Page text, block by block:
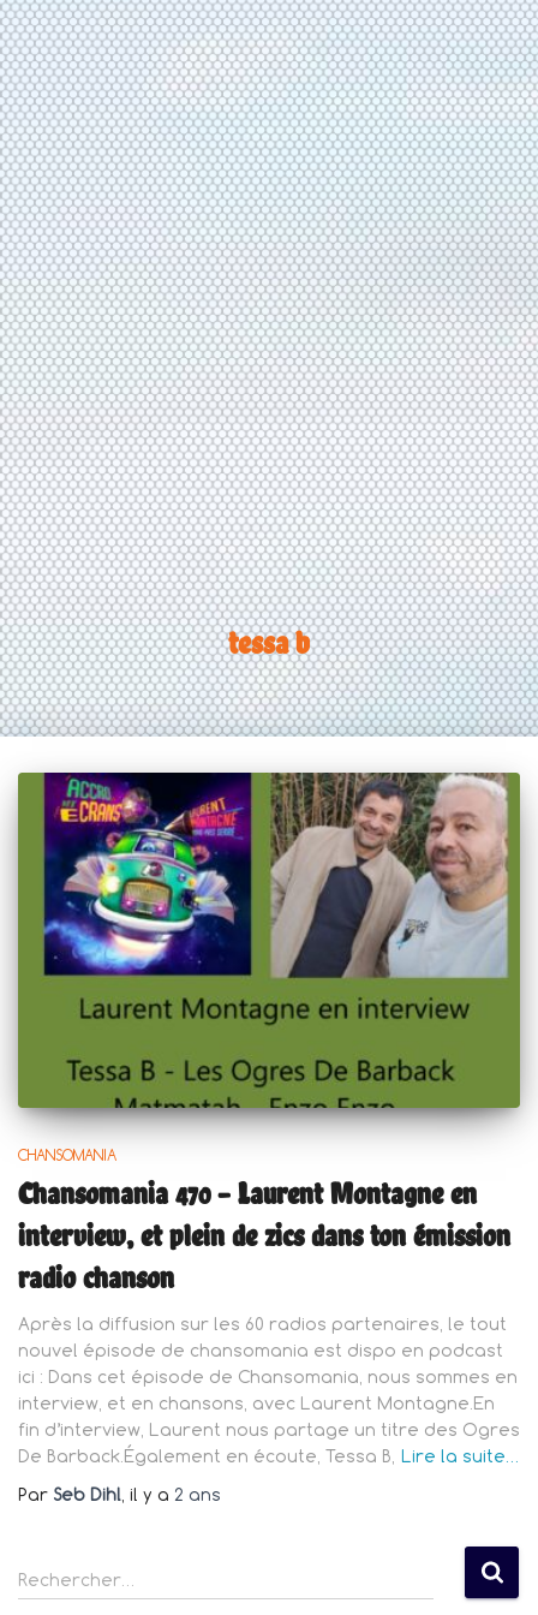
tessa b
CHANSOMANIA
Chansomania 470 – Laurent Montagne en
interview, et plein de zics dans ton émission
radio chanson
Après la diffusion sur les 60 radios partenaires, le tout
nouvel épisode de chansomania est dispo en podcast
ici : Dans cet épisode de Chansomania, nous sommes en
interview, et en chansons, avec Laurent Montagne.En
fin d’interview, Laurent nous partage un titre des Ogres
De Barback.Également en écoute, Tessa B, Lire la suite…
Par Seb Dihl , il y a 2 ans
R
e
Rechercher…